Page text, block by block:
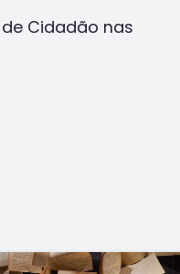
Cidadão nas